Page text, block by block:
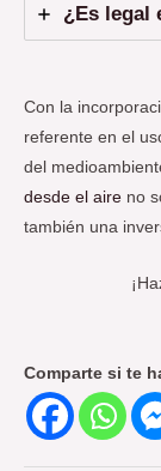
¿Es legal
Con la
referente en el
del
desde el aire no
también una
Comparte si te